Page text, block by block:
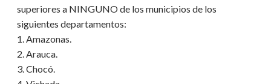
superiores a NINGUNO de los municipios de los
siguientes departamentos:
1. Amazonas.
2. Arauca.
3. Chocó.